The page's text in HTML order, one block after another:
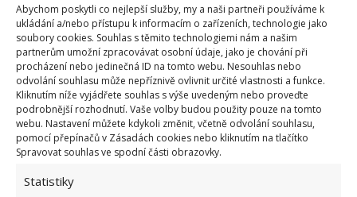
Abychom poskytli co nejlepší služby, my a naši partneři používáme k
ukládání a/nebo přístupu k informacím o zařízeních, technologie jako
soubory cookies. Souhlas s těmito technologiemi nám a našim
partnerům umožní zpracovávat osobní údaje, jako je chování při
procházení nebo jedinečná ID na tomto webu. Nesouhlas nebo
odvolání souhlasu může nepříznivě ovlivnit určité vlastnosti a funkce.
Kliknutím níže vyjádřete souhlas s výše uvedeným nebo proveďte
podrobnější rozhodnutí. Vaše volby budou použity pouze na tomto
webu. Nastavení můžete kdykoli změnit, včetně odvolání souhlasu,
pomocí přepínačů v Zásadách cookies nebo kliknutím na tlačítko
Spravovat souhlas ve spodní části obrazovky.
Statistiky
hadřík z mikrovlákna. Vytvořte si mýdlovou vodu,
namočte hadřík a jemně s ním přejíždějte po žehlicí
ploše. Tentokrát musí být žehlička studená a
odpojená ze sítě.